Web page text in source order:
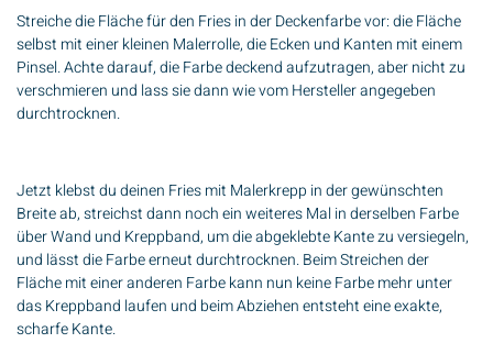
Streiche die Fläche für den Fries in der Deckenfarbe vor: die Fläche
selbst mit einer kleinen Malerrolle, die Ecken und Kanten mit einem
Pinsel. Achte darauf, die Farbe deckend aufzutragen, aber nicht zu
verschmieren und lass sie dann wie vom Hersteller angegeben
durchtrocknen.
Jetzt klebst du deinen Fries mit Malerkrepp in der gewünschten
Breite ab, streichst dann noch ein weiteres Mal in derselben Farbe
über Wand und Kreppband, um die abgeklebte Kante zu versiegeln,
und lässt die Farbe erneut durchtrocknen. Beim Streichen der
Fläche mit einer anderen Farbe kann nun keine Farbe mehr unter
das Kreppband laufen und beim Abziehen entsteht eine exakte,
scharfe Kante.